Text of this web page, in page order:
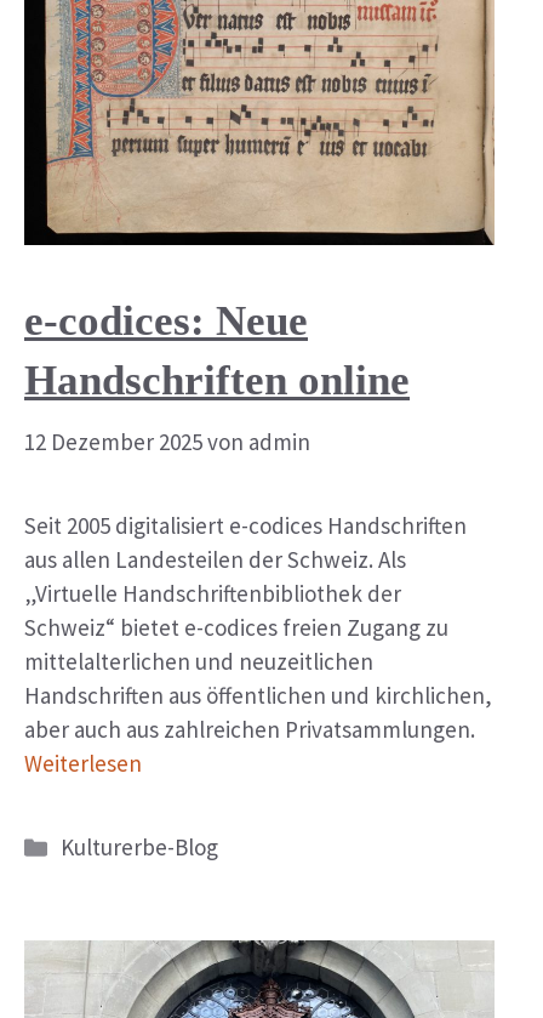
e-codices: Neue
Handschriften online
12 Dezember 2025von admin
Seit 2005 digitalisiert e-codices Handschriften
aus allen Landesteilen der Schweiz. Als
„Virtuelle Handschriftenbibliothek der
Schweiz“ bietet e-codices freien Zugang zu
mittelalterlichen und neuzeitlichen
Handschriften aus öffentlichen und kirchlichen,
aber auch aus zahlreichen Privatsammlungen.
Weiterlesen
Kategorien
Kulturerbe-Blog